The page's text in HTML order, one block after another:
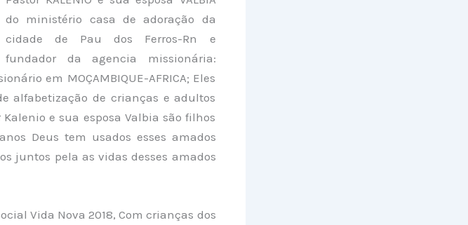
do ministério casa de adoração da
cidade de Pau dos Ferros-Rn e
fundador da agencia missionária:
em MOÇAMBIQUE-AFRICA; Eles
alfabetização de crianças e adultos
e sua esposa Valbia são filhos
Deus tem usados esses amados
juntos pela as vidas desses amados
Vida Nova 2018, Com crianças dos